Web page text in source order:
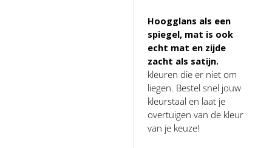
Hoogglans als een
spiegel, mat is ook
echt mat en zijde
zacht als satijn.
kleuren die er niet om
liegen. Bestel snel jouw
kleurstaal en laat je
overtuigen van de kleur
van je keuze!